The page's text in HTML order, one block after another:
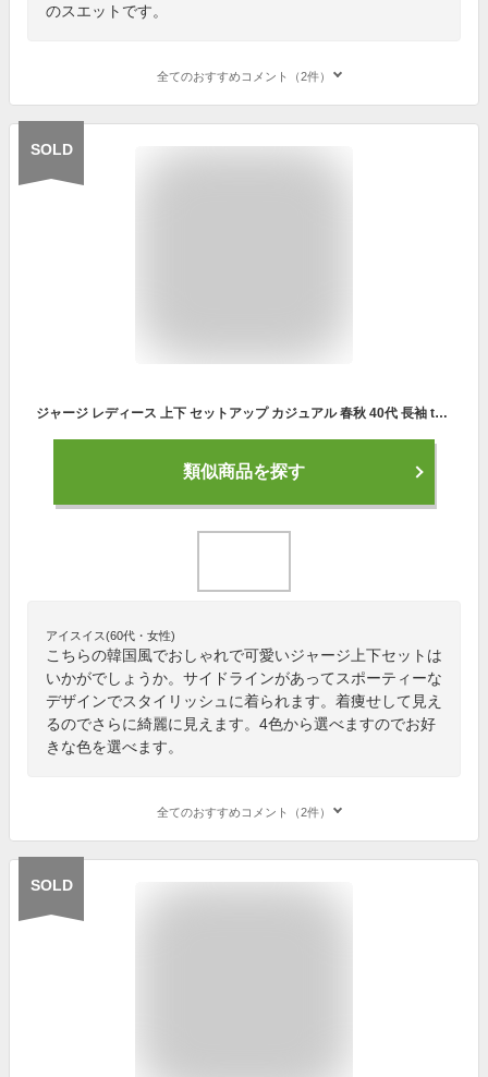
のスエットです。
全てのおすすめコメント（2件）
SOLD
ジャージ レディース 上下 セットアップ カジュアル 春秋 40代 長袖 tシャツ ロングパンツ 長ズボン スポーツウェア スウェット トレーニング 運動着 トップス ボトムス 大きいサイズ 体型カバー 韓国風 着痩せ おしやれ 可愛い 通勤 大人 上品 新品 50代 30代 20代
類似商品を探す
アイスイス(60代・女性)
こちらの韓国風でおしゃれで可愛いジャージ上下セットは
いかがでしょうか。サイドラインがあってスポーティーな
デザインでスタイリッシュに着られます。着痩せして見え
るのでさらに綺麗に見えます。4色から選べますのでお好
きな色を選べます。
全てのおすすめコメント（2件）
SOLD